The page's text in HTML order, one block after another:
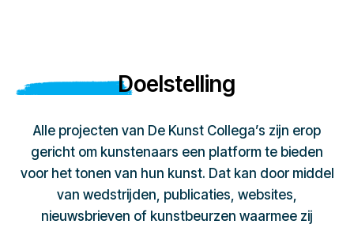
Doelstelling
Alle projecten van De Kunst Collega’s zijn erop
gericht om kunstenaars een platform te bieden
voor het tonen van hun kunst. Dat kan door middel
van wedstrijden, publicaties, websites,
nieuwsbrieven of kunstbeurzen waarmee zij